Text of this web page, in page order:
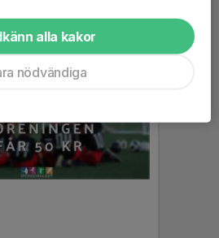
alla kakor
nödvändiga